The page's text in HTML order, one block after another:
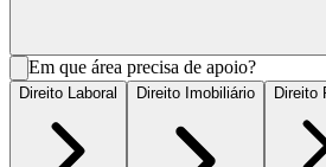
Em que área precisa de apoio?
Direito Laboral Direito Imobiliário Direito